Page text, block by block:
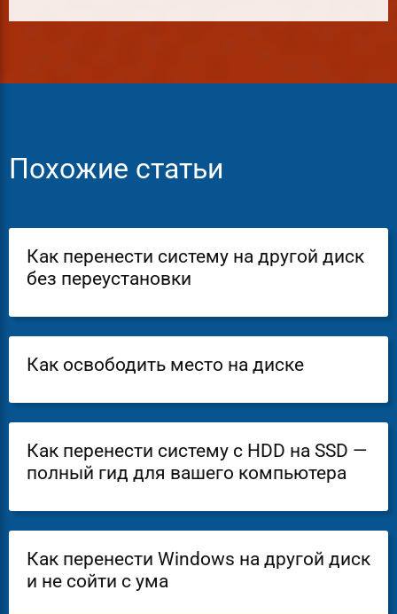
Похожие статьи
Как перенести систему на другой диск
без переустановки
Как освободить место на диске
Как перенести систему с HDD на SSD —
полный гид для вашего компьютера
Как перенести Windows на другой диск
и не сойти с ума